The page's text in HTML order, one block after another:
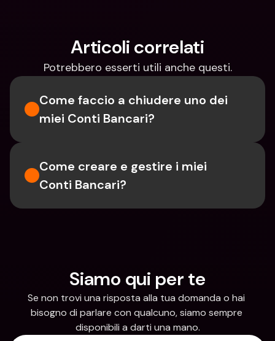
Articoli correlati
Potrebbero esserti utili anche questi.
Come faccio a chiudere uno dei
miei Conti Bancari?
Come creare e gestire i miei
Conti Bancari?
Siamo qui per te
Se non trovi una risposta alla tua domanda o hai
bisogno di parlare con qualcuno, siamo sempre
disponibili a darti una mano.